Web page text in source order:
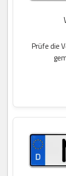
Prüfe die